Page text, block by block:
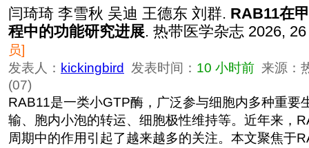
闫琦琦 李雪秋 吴迪 王德东 刘群. RAB11在
程中的功能研究进展. 热带医学杂志 2026,
员]
发表人： kickingbird 发表时间： 10 小时前 来源：
(07)
RAB11是一类小GTP酶，广泛参与细胞内多种重要
输、胞内小泡的转运、细胞极性维持等。近年来，
周期中的作用引起了越来越多的关注。本文聚焦于